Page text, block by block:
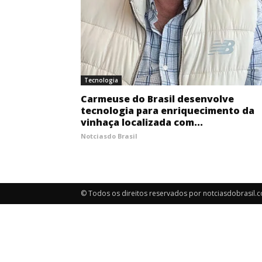
Tecnologia
Carmeuse do Brasil desenvolve
tecnologia para enriquecimento da
vinhaça localizada com...
Notciasdo Brasil
© Todos os direitos reservados por